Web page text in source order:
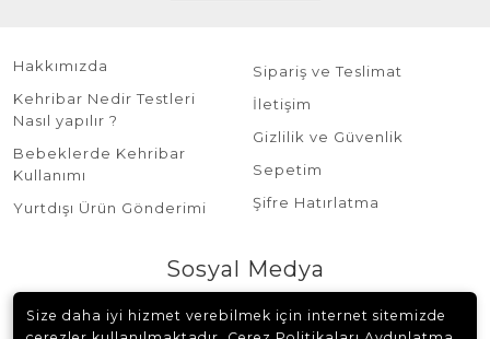
Hakkımızda
Kehribar Nedir Testleri
Nasıl yapılır ?
Bebeklerde Kehribar
Kullanımı
Yurtdışı Ürün Gönderimi
Sipariş ve Teslimat
İletişim
Gizlilik ve Güvenlik
Sepetim
Şifre Hatırlatma
Sosyal Medya
Size daha iyi hizmet verebilmek için internet sitemizde